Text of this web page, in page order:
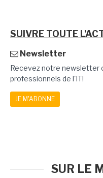
SUIVRE TOUTE
Newsletter
Recevez notre newsletter
professionnels de l'IT!
JE M'ABONNE
SUR LE